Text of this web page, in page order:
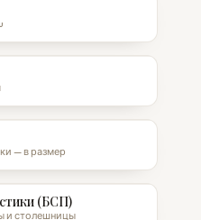
— в размер
(БСП)
и столешницы